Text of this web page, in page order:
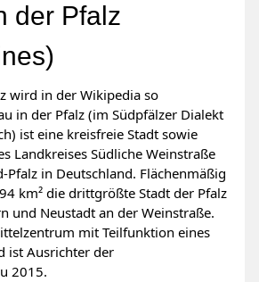
der Pfalz
wird in der Wikipedia so
in der Pfalz (im Südpfälzer Dialekt
ist eine kreisfreie Stadt sowie
Landkreises Südliche Weinstraße
Pfalz in Deutschland. Flächenmäßig
km² die drittgrößte Stadt der Pfalz
und Neustadt an der Weinstraße.
mit Teilfunktion eines
ist Ausrichter der
2015.